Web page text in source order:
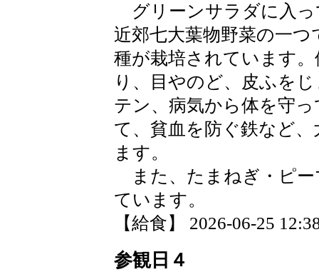
グリーンサラダに入っ
近郊七大葉物野菜の一
種が栽培されています
り、目やのど、皮ふを
テン、病気から体を守
て、貧血を防ぐ鉄など
ます。
また、たまねぎ・ピー
ています。
【給食】 2026-06-25
参観日４